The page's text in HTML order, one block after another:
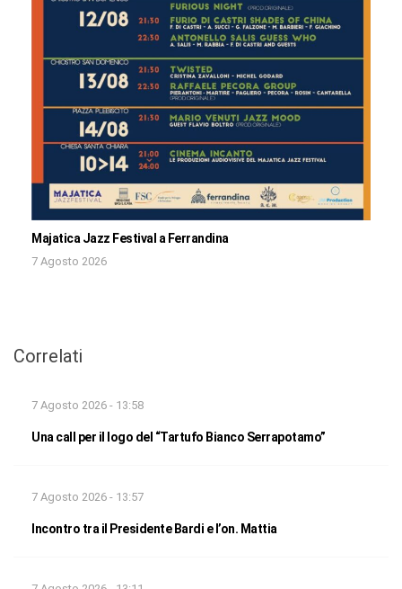
Majatica Jazz Festival a Ferrandina
7 Agosto 2026
Correlati
7 Agosto 2026 - 13:58
Una call per il logo del “Tartufo Bianco Serrapotamo”
7 Agosto 2026 - 13:57
Incontro tra il Presidente Bardi e l’on. Mattia